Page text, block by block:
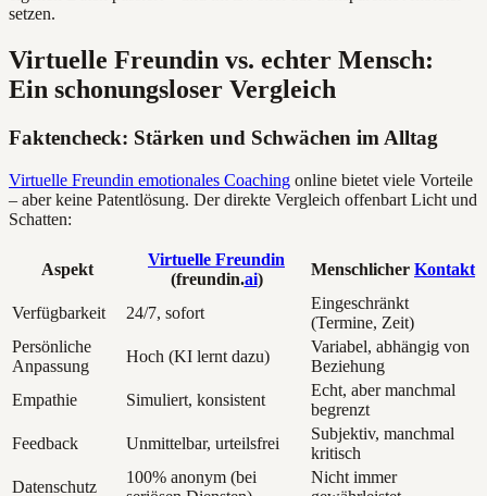
setzen.
Virtuelle Freundin vs. echter Mensch:
Ein schonungsloser Vergleich
Faktencheck: Stärken und Schwächen im Alltag
Virtuelle Freundin emotionales Coaching online bietet viele Vorteile
– aber keine Patentlösung. Der direkte Vergleich offenbart Licht und
Schatten:
Aspekt
Virtuelle Freundin
(freundin.ai)
Menschlicher Kontakt
Verfügbarkeit 24/7, sofort
Eingeschränkt
(Termine, Zeit)
Persönliche
Anpassung
Hoch (KI lernt dazu)
Variabel, abhängig von
Beziehung
Empathie
Simuliert, konsistent
Echt, aber manchmal
begrenzt
Feedback
Unmittelbar, urteilsfrei
Subjektiv, manchmal
kritisch
Datenschutz
100% anonym (bei
Nicht immer